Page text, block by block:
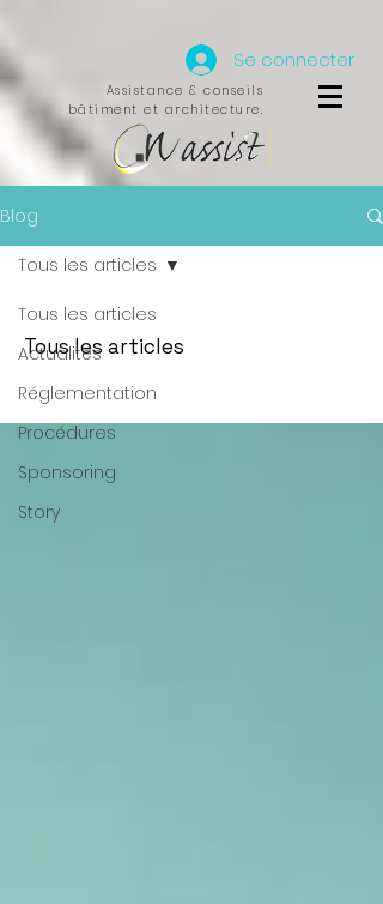
Assistance & conseils
bâtiment et architecture.
Se connecter
Blog
Tous les articles
Actualités
Réglementation
Procédures
Sponsoring
Story
Tous les articles
Tous les articles